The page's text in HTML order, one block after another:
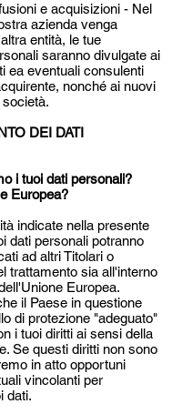
e acquisizioni - Nel
azienda venga
entità, le tue
saranno divulgate ai
ea eventuali consulenti
nonché ai nuovi
DEI DATI
i tuoi dati personali?
Europea?
indicate nella presente
dati personali potranno
ad altri Titolari o
trattamento sia all'interno
Europea.
il Paese in questione
di protezione "adeguato"
i tuoi diritti ai sensi della
Se questi diritti non sono
in atto opportuni
vincolanti per
dati.